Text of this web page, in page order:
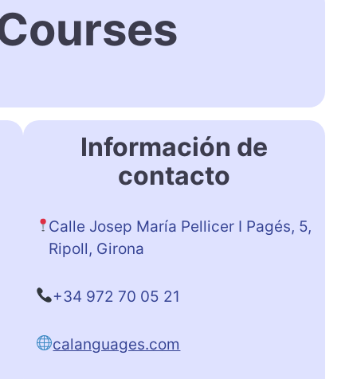
Información de
contacto
Calle Josep María Pellicer I Pagés, 5,
Ripoll, Girona
+34 972 70 05 21
calanguages.com